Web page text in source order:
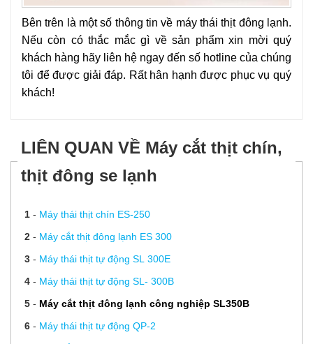
Bên trên là một số thông tin về máy thái thịt đông lạnh.
Nếu còn có thắc mắc gì về sản phẩm xin mời quý
khách hàng hãy liên hệ ngay đến số hotline của chúng
tôi để được giải đáp. Rất hân hạnh được phục vụ quý
khách!
LIÊN QUAN VỀ Máy cắt thịt chín,
thịt đông se lạnh
1- Máy thái thịt chín ES-250
2- Máy cắt thịt đông lạnh ES 300
3- Máy thái thịt tự động SL 300E
4- Máy thái thịt tự động SL- 300B
5- Máy cắt thịt đông lạnh công nghiệp SL350B
6- Máy thái thịt tự động QP-2